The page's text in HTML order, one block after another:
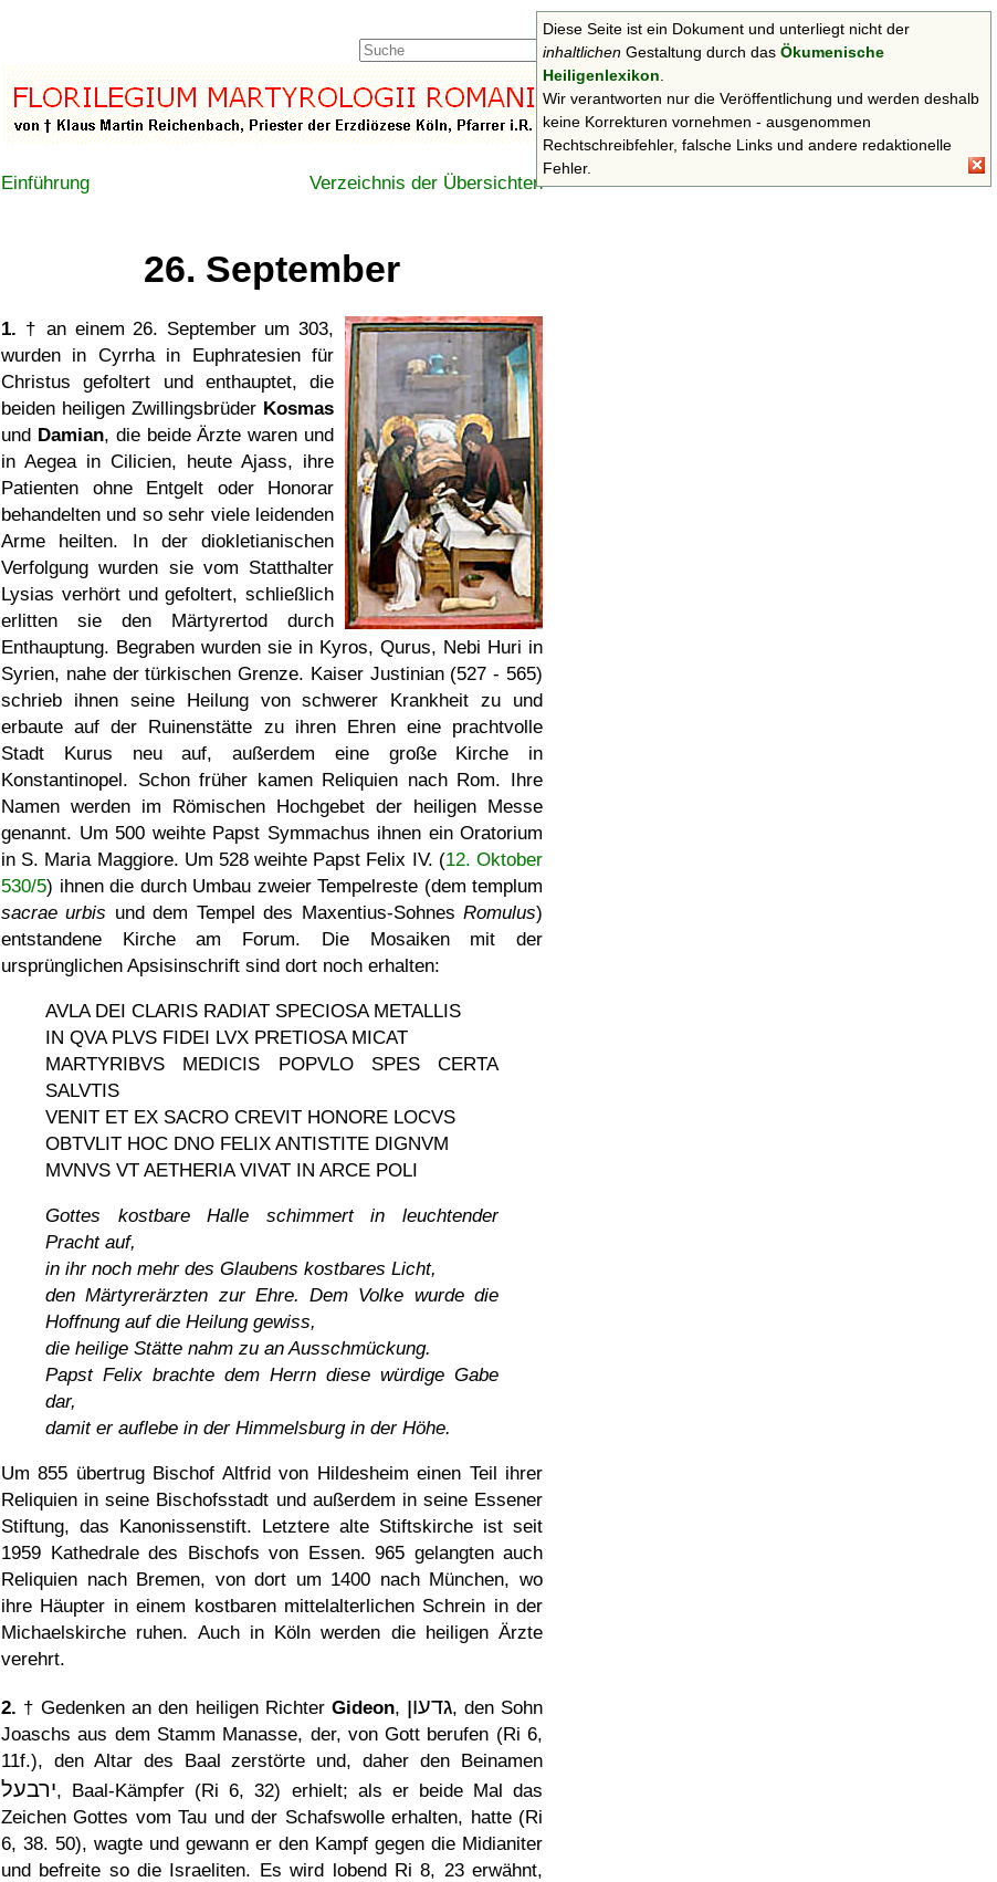
Suchen
Einführung Verzeichnis der Übersichten
26. September
1. † an einem 26. September um 303,
wurden in Cyrrha in Euphratesien für
Christus gefoltert und enthauptet, die
beiden heiligen Zwillingsbrüder Kosmas
und Damian, die beide Ärzte waren und
in Aegea in Cilicien, heute Ajass, ihre
Patienten ohne Entgelt oder Honorar
behandelten und so sehr viele leidenden
Arme heilten. In der diokletianischen
Verfolgung wurden sie vom Statthalter
Lysias verhört und gefoltert, schließlich
erlitten sie den Märtyrertod durch
Enthauptung. Begraben wurden sie in Kyros, Qurus, Nebi Huri in
Syrien, nahe der türkischen Grenze. Kaiser Justinian (527 - 565)
schrieb ihnen seine Heilung von schwerer Krankheit zu und
erbaute auf der Ruinenstätte zu ihren Ehren eine prachtvolle
Stadt Kurus neu auf, außerdem eine große Kirche in
Konstantinopel. Schon früher kamen Reliquien nach Rom. Ihre
Namen werden im Römischen Hochgebet der heiligen Messe
genannt. Um 500 weihte Papst Symmachus ihnen ein Oratorium
in S. Maria Maggiore. Um 528 weihte Papst Felix IV. (12. Oktober
530/5) ihnen die durch Umbau zweier Tempelreste (dem templum
sacrae urbis und dem Tempel des Maxentius-SohnesRomulus)
entstandene Kirche am Forum. Die Mosaiken mit der
ursprünglichen Apsisinschrift sind dort noch erhalten:
AVLA DEI CLARIS RADIAT SPECIOSA METALLIS
IN QVA PLVS FIDEI LVX PRETIOSA MICAT
MARTYRIBVS MEDICIS POPVLO SPES CERTA
SALVTIS
VENIT ET EX SACRO CREVIT HONORE LOCVS
OBTVLIT HOC DNO FELIX ANTISTITE DIGNVM
MVNVS VT AETHERIA VIVAT IN ARCE POLI
Gottes kostbare Halle schimmert in leuchtender
Pracht auf,
in ihr noch mehr des Glaubens kostbares Licht,
den Märtyrerärzten zur Ehre. Dem Volke wurde die
Hoffnung auf die Heilung gewiss,
die heilige Stätte nahm zu an Ausschmückung.
Papst Felix brachte dem Herrn diese würdige Gabe
dar,
damit er auflebe in der Himmelsburg in der Höhe.
Um 855 übertrug Bischof Altfrid von Hildesheim einen Teil ihrer
Reliquien in seine Bischofsstadt und außerdem in seine Essener
Stiftung, das Kanonissenstift. Letztere alte Stiftskirche ist seit
1959 Kathedrale des Bischofs von Essen. 965 gelangten auch
Reliquien nach Bremen, von dort um 1400 nach München, wo
ihre Häupter in einem kostbaren mittelalterlichen Schrein in der
Michaelskirche ruhen. Auch in Köln werden die heiligen Ärzte
verehrt.
2. † Gedenken an den heiligen Richter Gideon, גדעון, den Sohn
Joaschs aus dem Stamm Manasse, der, von Gott berufen (Ri 6,
11f.), den Altar des Baal zerstörte und, daher den Beinamen
ירבעל, Baal-Kämpfer (Ri 6, 32) erhielt; als er beide Mal das
Zeichen Gottes vom Tau und der Schafswolle erhalten, hatte (Ri
6, 38. 50), wagte und gewann er den Kampf gegen die Midianiter
und befreite so die Israeliten. Es wird lobend Ri 8, 23 erwähnt,
Diese Seite ist ein Dokument und unterliegt nicht der
inhaltlichen Gestaltung durch das Ökumenische
Heiligenlexikon
Wir verantworten nur die Veröffentlichung und werden deshalb
keine Korrekturen vornehmen - ausgenommen
Rechtschreibfehler, falsche Links und andere redaktionelle
Fehler.